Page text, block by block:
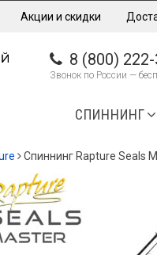
Акции и скидки
8 (800)
Звонок по России —
СПИННИНГ
Спиннинг Rapture Seals